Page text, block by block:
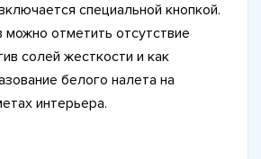
специальной кнопкой.
можно отметить отсутствие
солей жесткости и как
белого налета на
интерьера.